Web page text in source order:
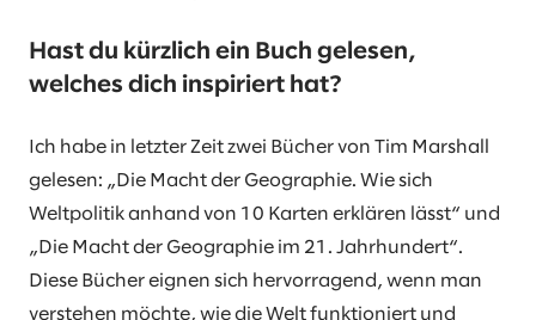
Hast du kürzlich ein Buch gelesen,
welches dich inspiriert hat?
Ich habe in letzter Zeit zwei Bücher von Tim Marshall
gelesen: „Die Macht der Geographie. Wie sich
Weltpolitik anhand von 10 Karten erklären lässt“ und
„Die Macht der Geographie im 21. Jahrhundert“.
Diese Bücher eignen sich hervorragend, wenn man
verstehen möchte, wie die Welt funktioniert und